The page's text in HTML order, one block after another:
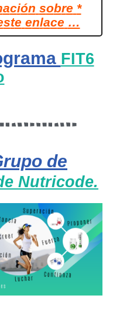
ación sobre *
ste enlace …
FIT6
de
Nutricode.